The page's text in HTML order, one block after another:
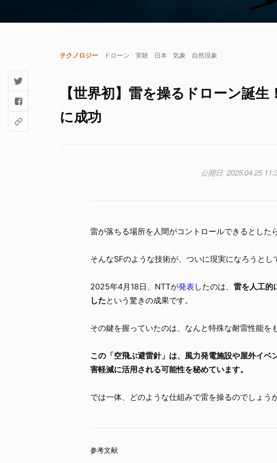
テクノロジー ドローン 実験 日本 気象 自然現象
【世界初】雷を操るドローン誕
に成功
2025.04.25
雷が落ちる場所を人間がコントロールできるとした
そんなSFのような技術が、ついに現実になろうとし
2025年4月18日、NTTが発表 したのは、 雷を人工的
したという驚きの成果です。
その鍵を握っていたのは、なんと特殊な耐雷性能を
この「空飛ぶ避雷針」は、風力発電施設や屋外イ
害軽減に活用される可能性を秘めています。
では一体、どのような仕組みで雷を操るのでしょう